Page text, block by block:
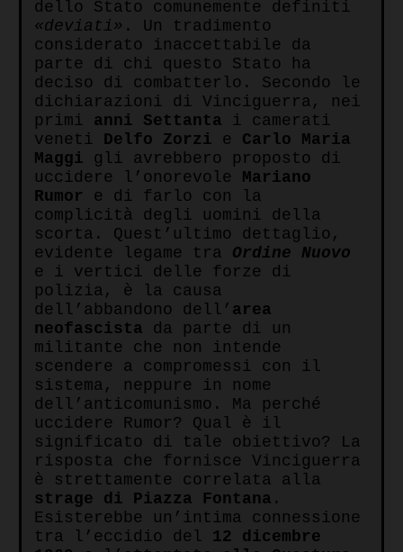
dello Stato comunemente definiti
«deviati» . Un tradimento
considerato inaccettabile da
parte di chi questo Stato ha
deciso di combatterlo. Secondo le
dichiarazioni di Vinciguerra, nei
primi anni Settanta i camerati
veneti Delfo Zorzi e Carlo Maria
Maggi gli avrebbero proposto di
uccidere l’onorevole Mariano
Rumor e di farlo con la
complicità degli uomini della
scorta. Quest’ultimo dettaglio,
evidente legame tra Ordine Nuovo
e i vertici delle forze di
polizia, è la causa
dell’abbandono dell’ area
neofascista da parte di un
militante che non intende
scendere a compromessi con il
sistema, neppure in nome
dell’anticomunismo. Ma perché
uccidere Rumor? Qual è il
significato di tale obiettivo? La
risposta che fornisce Vinciguerra
è strettamente correlata alla
strage di Piazza Fontana .
Esisterebbe un’intima connessione
tra l’eccidio del 12 dicembre